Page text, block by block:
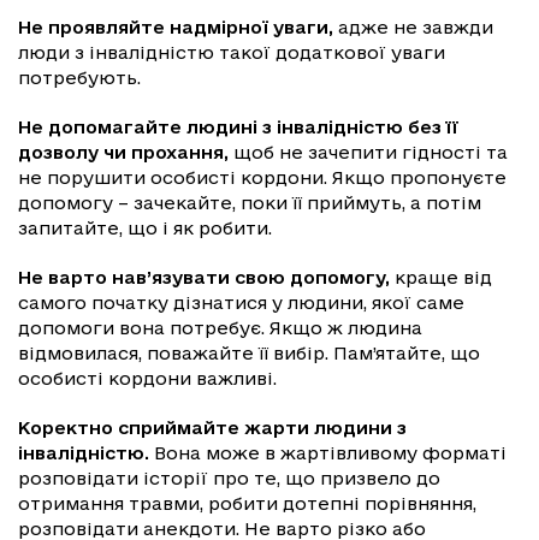
Не проявляйте надмірної уваги, адже не завжди
люди з інвалідністю такої додаткової уваги
потребують.
Не допомагайте людині з інвалідністю без її
дозволу чи прохання, щоб не зачепити гідності та
не порушити особисті кордони. Якщо пропонуєте
допомогу – зачекайте, поки її приймуть, а потім
запитайте, що і як робити.
Не варто нав’язувати свою допомогу, краще від
самого початку дізнатися у людини, якої саме
допомоги вона потребує. Якщо ж людина
відмовилася, поважайте її вибір. Пам’ятайте, що
особисті кордони важливі.
Коректно сприймайте жарти людини з
інвалідністю. Вона може в жартівливому форматі
розповідати історії про те, що призвело до
отримання травми, робити дотепні порівняння,
розповідати анекдоти. Не варто різко або